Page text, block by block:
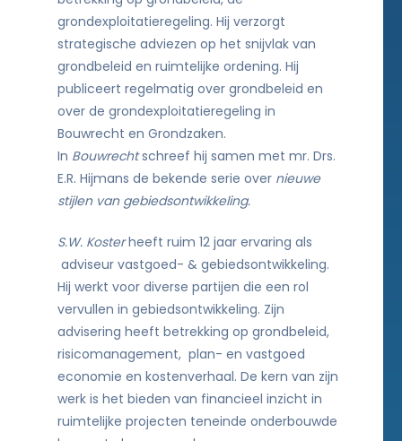
grondexploitatieregeling. Hij verzorgt
strategische adviezen op het snijvlak van
grondbeleid en ruimtelijke ordening. Hij
publiceert regelmatig over grondbeleid en
over de grondexploitatieregeling in
Bouwrecht en Grondzaken.
In Bouwrechtschreef hij samen met mr. Drs.
E.R. Hijmans de bekende serie over nieuwe
stijlen van gebiedsontwikkeling.
S.W. Kosterheeft ruim 12 jaar ervaring als
adviseur vastgoed- & gebiedsontwikkeling.
Hij werkt voor diverse partijen die een rol
vervullen in gebiedsontwikkeling. Zijn
advisering heeft betrekking op grondbeleid,
risicomanagement, plan- en vastgoed
economie en kostenverhaal. De kern van zijn
werk is het bieden van financieel inzicht in
ruimtelijke projecten teneinde onderbouwde